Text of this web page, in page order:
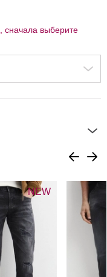
выберите
NEW